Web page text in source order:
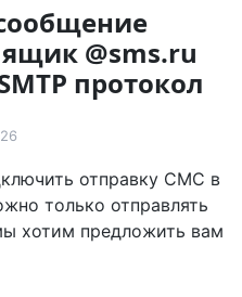
@sms.ru
протокол
отправку СМС в
только отправлять
хотим предложить вам